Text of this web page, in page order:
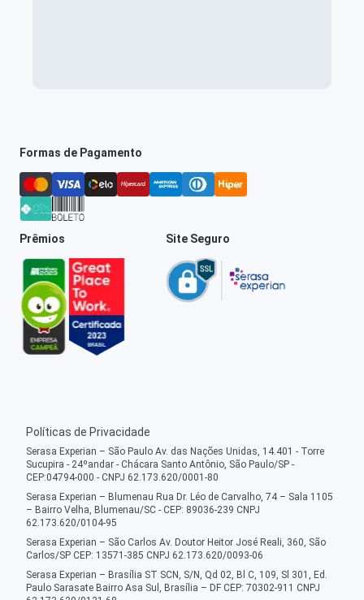
Formas de Pagamento
Prêmios Site Seguro
Políticas de Privacidade
Serasa Experian – São Paulo Av. das Nações Unidas, 14.401 - Torre
Sucupira - 24ºandar - Chácara Santo Antônio, São Paulo/SP -
CEP:04794-000 - CNPJ 62.173.620/0001-80
Serasa Experian – Blumenau Rua Dr. Léo de Carvalho, 74 – Sala 1105
– Bairro Velha, Blumenau/SC - CEP: 89036-239 CNPJ
62.173.620/0104-95
Serasa Experian – São Carlos Av. Doutor Heitor José Reali, 360, São
Carlos/SP CEP: 13571-385 CNPJ 62.173.620/0093-06
Serasa Experian – Brasília ST SCN, S/N, Qd 02, Bl C, 109, Sl 301, Ed.
Paulo Sarasate Bairro Asa Sul, Brasília – DF CEP: 70302-911 CNPJ